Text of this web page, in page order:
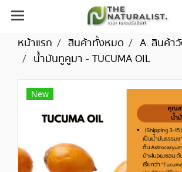
หน้าแรก สินค้าทั้งหมด
A. สินค้า
น้ำมันทูคูมา - TUCUMA OIL
New